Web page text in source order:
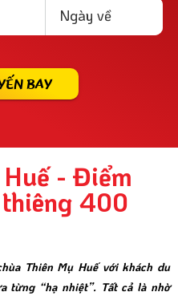
Ngày về
BAY
- Điểm
400
Thiên Mụ Huế với khách du
từng “hạ nhiệt”. Tất cả là nhờ